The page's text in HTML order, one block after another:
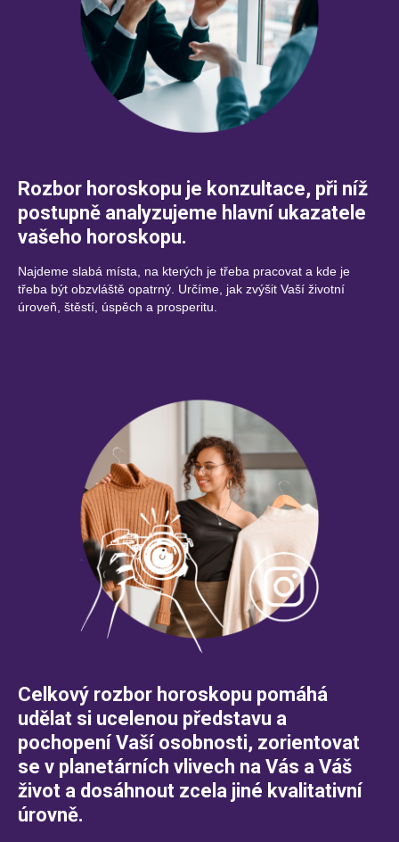
Rozbor horoskopu je konzultace, při níž
postupně analyzujeme hlavní ukazatele
vašeho horoskopu.
Najdeme slabá místa, na kterých je třeba pracovat a kde je
třeba být obzvláště opatrný. Určíme, jak zvýšit Vaší životní
úroveň, štěstí, úspěch a prosperitu.
Celkový rozbor horoskopu pomáhá
udělat si ucelenou představu a
pochopení Vaší osobnosti, zorientovat
se v planetárních vlivech na Vás a Váš
život a dosáhnout zcela jiné kvalitativní
úrovně.